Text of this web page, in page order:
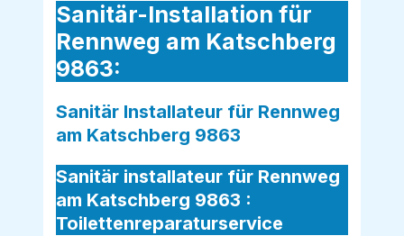
Sanitär-Installation für
Rennweg am Katschberg
9863:
Sanitär Installateur für Rennweg
am Katschberg 9863
Sanitär installateur für Rennweg
am Katschberg 9863 :
Toilettenreparaturservice